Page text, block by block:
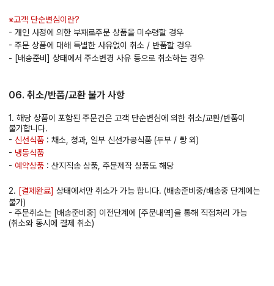
※고객 단순변심이란?
- 개인 사정에 의한 부재로주문 상품을 미수령할 경우
- 주문 상품에 대해 특별한 사유없이 취소 / 반품할 경우
- [배송준비] 상태에서 주소변경 사유 등으로 취소하는 경우
06. 취소/반품/교환 불가 사항
1. 해당 상품이 포함된 주문건은 고객 단순변심에 의한 취소/교환/반품이
불가합니다.
- 신선식품 : 채소, 청과, 일부 신선가공식품 (두부 / 빵 외)
- 냉동식품
- 예약상품 : 산지직송 상품, 주문제작 상품도 해당
2. [결제완료] 상태에서만 취소가 가능 합니다. (배송준비중/배송중 단계에는
불가)
- 주문취소는 [배송준비중] 이전단계에 [주문내역]을 통해 직접처리 가능
(취소와 동시에 결제 취소)